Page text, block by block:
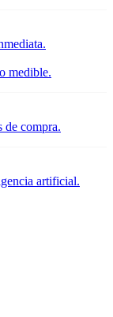
medible.
de compra.
artificial.